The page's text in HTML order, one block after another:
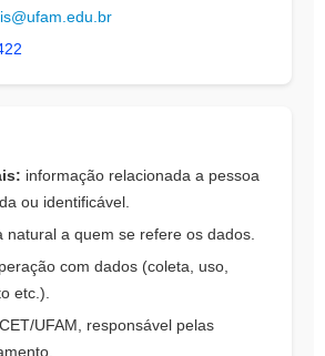
informação relacionada a pessoa
ou identificável.
natural a quem se refere os dados.
com dados (coleta, uso,
etc.).
UFAM, responsável pelas